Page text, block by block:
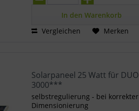
In den Warenkorb
Vergleichen
Merken
Solarpaneel 25 Watt für DUO
3000***
selbstregulierung - bei korrekter
Dimensionierung